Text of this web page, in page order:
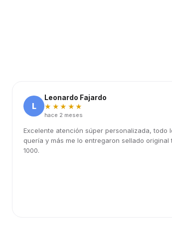
L
Leonardo Fajardo
★★★★★
hace 2 meses
Excelente atención súper personalizada, todo
quería y más me lo entregaron sellado original
1000.